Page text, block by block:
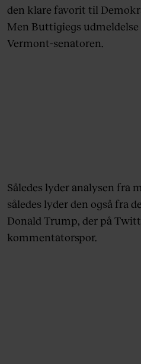
den klare favorit til
Men Buttigiegs
Vermont-senatoren.
Således lyder analysen fra
således lyder den også fra
Donald Trump, der på
kommentatorspor.